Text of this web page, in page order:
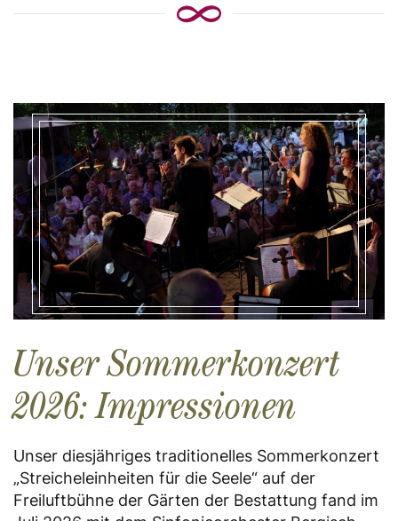
Unser Sommerkonzert
2026: Impressionen
Unser diesjähriges traditionelles Sommerkonzert
„Streicheleinheiten für die Seele“ auf der
Freiluftbühne der Gärten der Bestattung fand im